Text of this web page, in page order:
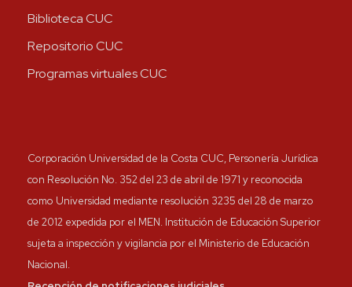
Biblioteca CUC
Repositorio CUC
Programas virtuales CUC
Corporación Universidad de la Costa CUC, Personería Jurídica
con Resolución No. 352 del 23 de abril de 1971 y reconocida
como Universidad mediante resolución 3235 del 28 de marzo
de 2012 expedida por el MEN. Institución de Educación Superior
sujeta a inspección y vigilancia por el Ministerio de Educación
Nacional.